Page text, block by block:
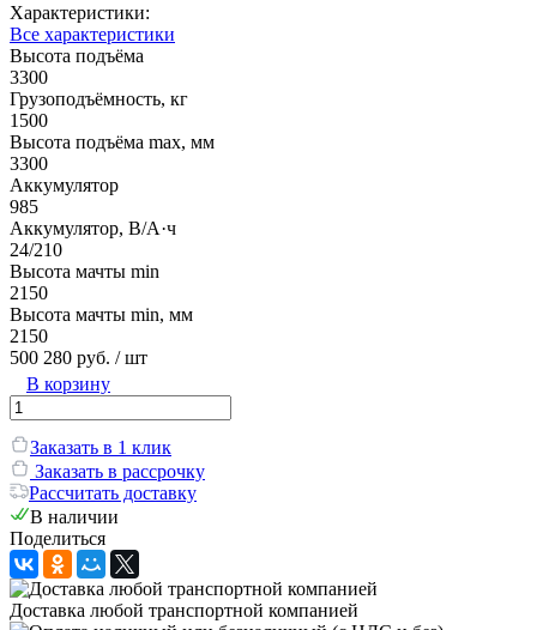
Характеристики:
Все характеристики
Высота подъёма
3300
Грузоподъёмность, кг
1500
Высота подъёма max, мм
3300
Аккумулятор
985
Аккумулятор, В/А·ч
24/210
Высота мачты min
2150
Высота мачты min, мм
2150
500 280 руб. / шт
В корзину
Заказать в 1 клик
Заказать в рассрочку
Рассчитать доставку
В наличии
Поделиться
Доставка любой транспортной компанией